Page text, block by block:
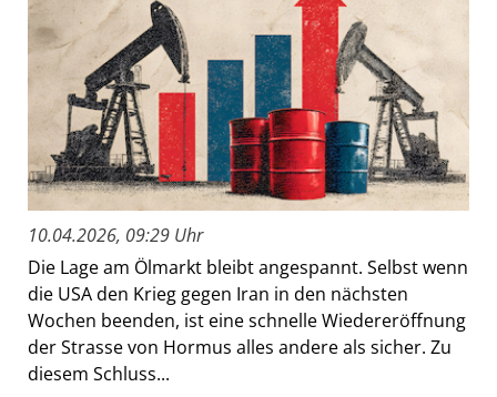
10.04.2026, 09:29 Uhr
Die Lage am Ölmarkt bleibt angespannt. Selbst wenn
die USA den Krieg gegen Iran in den nächsten
Wochen beenden, ist eine schnelle Wiedereröffnung
der Strasse von Hormus alles andere als sicher. Zu
diesem Schluss...